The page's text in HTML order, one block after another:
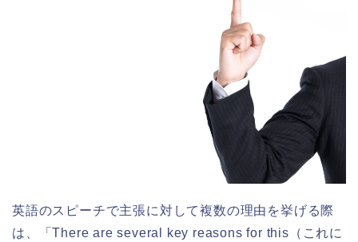
英語のスピーチで主張に対して複数の理由を挙げる際
は、「There are several key reasons for this（これに